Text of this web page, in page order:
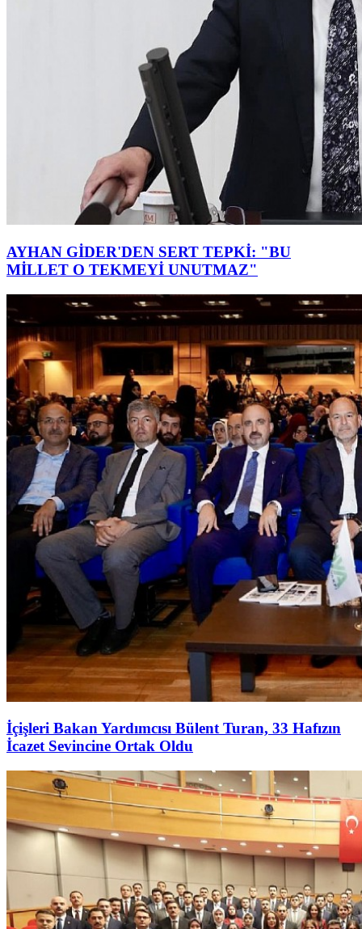
AYHAN GİDER'DEN SERT TEPKİ: "BU
MİLLET O TEKMEYİ UNUTMAZ"
İçişleri Bakan Yardımcısı Bülent Turan, 33 Hafızın
İcazet Sevincine Ortak Oldu